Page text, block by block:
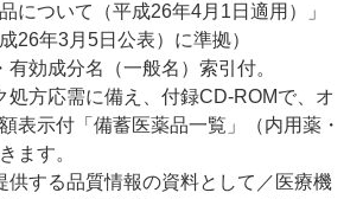
について（平成26年4月1日適用）」
26年3月5日公表）に準拠）
有効成分名（一般名）索引付。
処方応需に備え、付録CD-ROMで、オ
表示付「備蓄医薬品一覧」（内用薬・
ます。
供する品質情報の資料として／医療機